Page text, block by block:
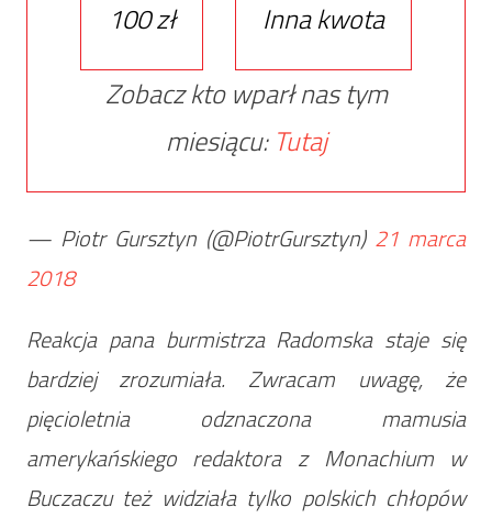
100 zł
Inna kwota
Zobacz kto wparł nas tym
miesiącu: Tutaj
— Piotr Gursztyn (@PiotrGursztyn) 21 marca
2018
Reakcja pana burmistrza Radomska staje się
bardziej zrozumiała. Zwracam uwagę, że
pięcioletnia odznaczona mamusia
amerykańskiego redaktora z Monachium w
Buczaczu też widziała tylko polskich chłopów